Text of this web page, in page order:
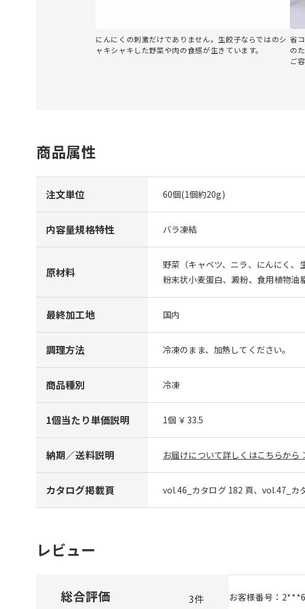
にんにくの刺激だけでありません。生餃子ならではのシ
ャキシャキした野菜や肉の食感が生きています。
省
の
ご
商品属性
注文単位 60個(1個約20g)
内容量規格特性 バラ凍結
原材料
野菜（キャベツ、ニラ、にんにく、
粉末状小麦蛋白、澱粉、食用植物油
最終加工地 国内
調理方法 冷凍のまま、加熱してください。
商品種別 冷凍
1個当たり単価説明 1個 ￥33.5
納期／送料説明 お届けについて詳しくはこちらから
カタログ掲載頁 vol.46_カタログ 182 頁、vol.47_カ
レビュー
総合評価 3件 お客様番号：